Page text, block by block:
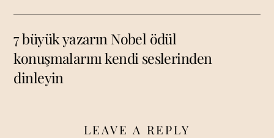
7 büyük yazarın Nobel ödül
konuşmalarını kendi seslerinden
dinleyin
LEAVE A REPLY